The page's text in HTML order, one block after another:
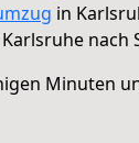
in
nach
Minuten